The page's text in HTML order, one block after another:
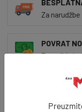
Za
POVRAT
Za artikle
BRZA